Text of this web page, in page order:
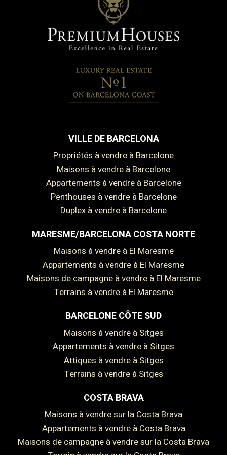
identidad propia y lo combina con una oferta de servicios
moderna, un ambiente familiar y una activa vida local,
convirtiéndose en una opción excelente para residir durante
VILLE DE BARCELONA
Propriétés à vendre à Barcelone
Maisons à vendre à Barcelone
Appartements à vendre à Barcelone
Penthouses à vendre à Barcelone
Duplex à vendre à Barcelone
MARESME/BARCELONA COSTA NORTE
Maisons à vendre à El Maresme
Appartements à vendre à El Maresme
Maisons de campagne à vendre à El Maresme
Terrains à vendre à El Maresme
BARCELONE CÔTE SUD
Maisons à vendre à Sitges
Appartements à vendre à Sitges
Attiques à vendre à Sitges
Terrains à vendre à Sitges
COSTA BRAVA
Maisons à vendre sur la Costa Brava
Appartements à vendre à Costa Brava
Maisons de campagne à vendre sur la Costa Brava
Enregistrer les paramètres Tout accepter